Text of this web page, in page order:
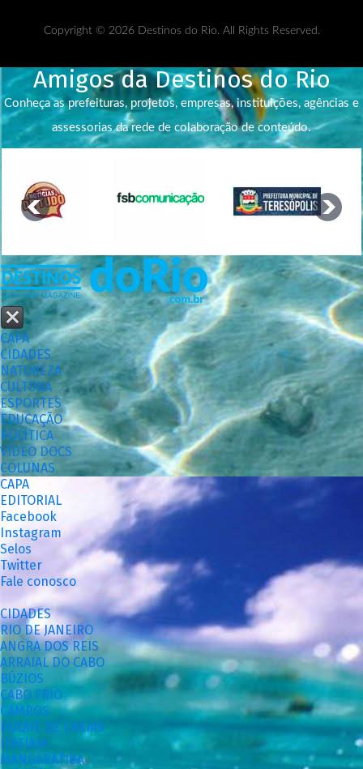
Copyright © 2026 Destinos do Rio. All Rights Reserved.
Amigos da Destinos do Rio
Conheça as prefeituras, projetos, empresas, instituições, agências e
assessorias da rede de colaboração de conteúdo.